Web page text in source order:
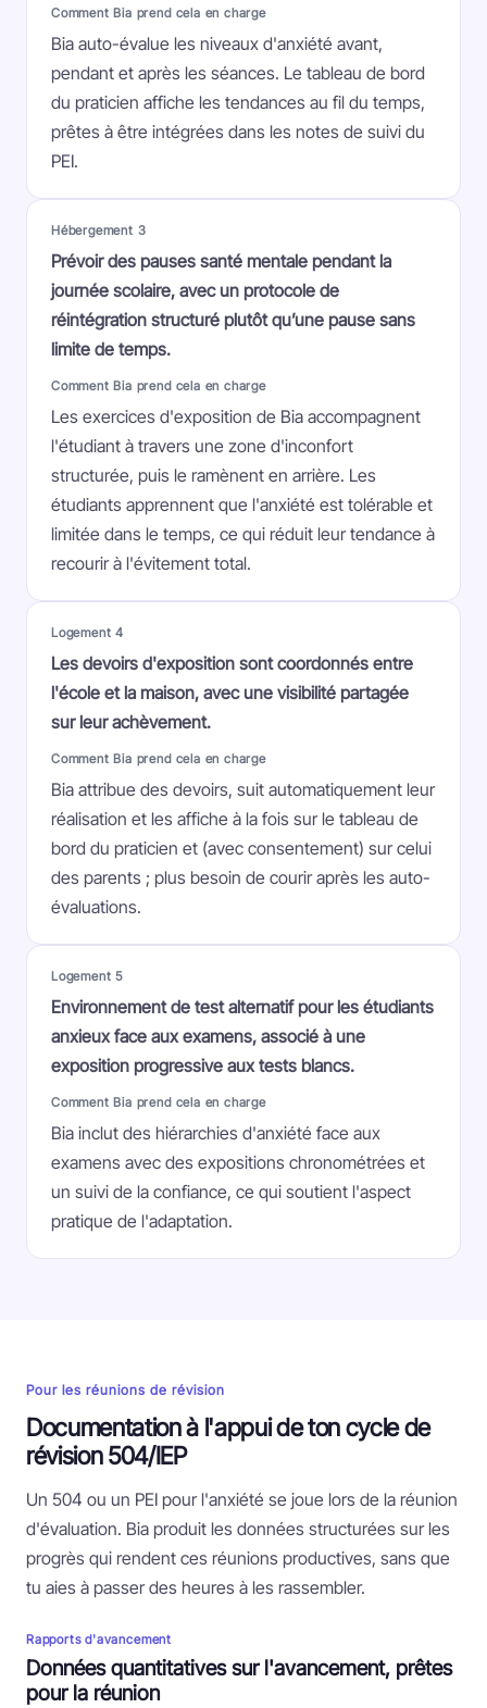
Comment Bia prend cela en charge
Bia auto-évalue les niveaux d'anxiété avant,
pendant et après les séances. Le tableau de bord
du praticien affiche les tendances au fil du temps,
prêtes à être intégrées dans les notes de suivi du
PEI.
Hébergement 3
Prévoir des pauses santé mentale pendant la
journée scolaire, avec un protocole de
réintégration structuré plutôt qu’une pause sans
limite de temps.
Comment Bia prend cela en charge
Les exercices d'exposition de Bia accompagnent
l'étudiant à travers une zone d'inconfort
structurée, puis le ramènent en arrière. Les
étudiants apprennent que l'anxiété est tolérable et
limitée dans le temps, ce qui réduit leur tendance à
recourir à l'évitement total.
Logement 4
Les devoirs d'exposition sont coordonnés entre
l'école et la maison, avec une visibilité partagée
sur leur achèvement.
Comment Bia prend cela en charge
Bia attribue des devoirs, suit automatiquement leur
réalisation et les affiche à la fois sur le tableau de
bord du praticien et (avec consentement) sur celui
des parents ; plus besoin de courir après les auto-
évaluations.
Logement 5
Environnement de test alternatif pour les étudiants
anxieux face aux examens, associé à une
exposition progressive aux tests blancs.
Comment Bia prend cela en charge
Bia inclut des hiérarchies d'anxiété face aux
examens avec des expositions chronométrées et
un suivi de la confiance, ce qui soutient l'aspect
pratique de l'adaptation.
Pour les réunions de révision
Documentation à l'appui de ton cycle de
révision 504/IEP
Un 504 ou un PEI pour l'anxiété se joue lors de la réunion
d'évaluation. Bia produit les données structurées sur les
progrès qui rendent ces réunions productives, sans que
tu aies à passer des heures à les rassembler.
Rapports d'avancement
Données quantitatives sur l'avancement, prêtes
pour la réunion